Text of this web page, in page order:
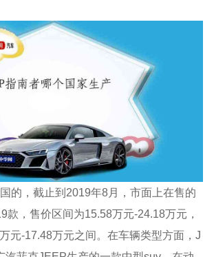
的，截止到2019年8月，市面上在售的
款，售价区间为15.58万元-24.18万元，
元-17.48万元之间。在车辆类型方面，J